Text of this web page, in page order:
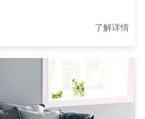
了解详情